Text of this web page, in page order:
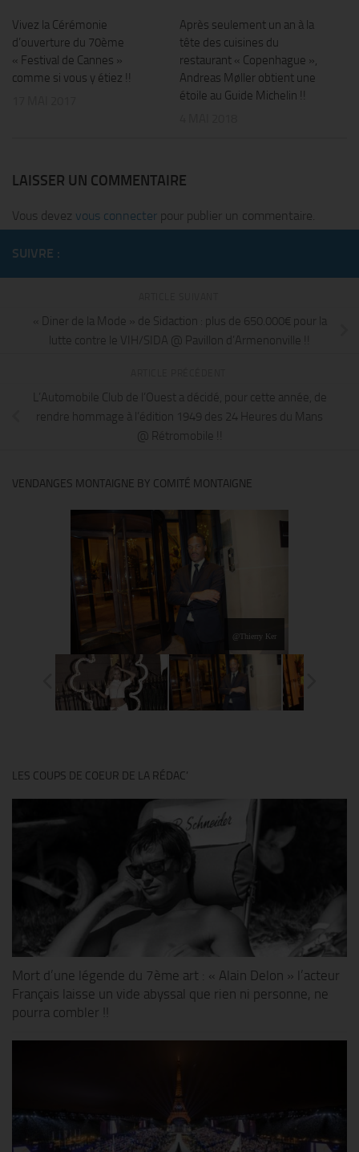
Vivez la Cérémonie
d’ouverture du 70ème
« Festival de Cannes »
comme si vous y étiez !!
Après seulement un an à la
tête des cuisines du
restaurant « Copenhague »,
Andreas Møller obtient une
étoile au Guide Michelin !!
LAISSER UN COMMENTAIRE
Vous devez vous connecter pour publier un commentaire.
SUIVRE :
« Diner de la Mode » de Sidaction : plus de 650.000€ pour la
lutte contre le VIH/SIDA @ Pavillon d’Armenonville !!
L’Automobile Club de l’Ouest a décidé, pour cette année, de
rendre hommage à l’édition 1949 des 24 Heures du Mans
@ Rétromobile !!
VENDANGES MONTAIGNE BY COMITÉ MONTAIGNE
@Thierry Ker
LES COUPS DE COEUR DE LA RÉDAC’
Mort d’une légende du 7ème art : « Alain Delon » l’acteur
Français laisse un vide abyssal que rien ni personne, ne
pourra combler !!